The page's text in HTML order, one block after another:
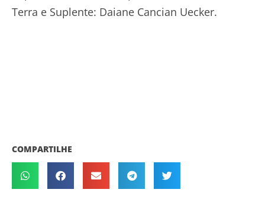
Terra e Suplente: Daiane Cancian Uecker.
COMPARTILHE